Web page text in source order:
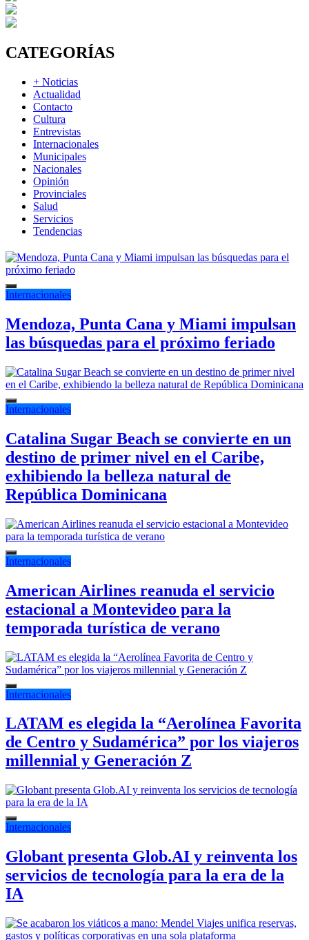
CATEGORÍAS
+ Noticias
Actualidad
Contacto
Cultura
Entrevistas
Internacionales
Municipales
Nacionales
Opinión
Provinciales
Salud
Servicios
Tendencias
Internacionales
Mendoza, Punta Cana y Miami impulsan
las búsquedas para el próximo feriado
Internacionales
Catalina Sugar Beach se convierte en un
destino de primer nivel en el Caribe,
exhibiendo la belleza natural de
República Dominicana
Internacionales
American Airlines reanuda el servicio
estacional a Montevideo para la
temporada turística de verano
Internacionales
LATAM es elegida la “Aerolínea Favorita
de Centro y Sudamérica” por los viajeros
millennial y Generación Z
Internacionales
Globant presenta Glob.AI y reinventa los
servicios de tecnología para la era de la
IA